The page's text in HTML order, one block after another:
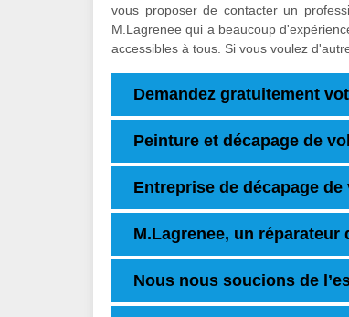
vous proposer de contacter un
M.Lagrenee qui a beaucoup
accessibles à tous. Si vous voulez
Demandez gratuitement
Peinture et décapage de
Entreprise de décapage
M.Lagrenee, un
Nous nous soucions de